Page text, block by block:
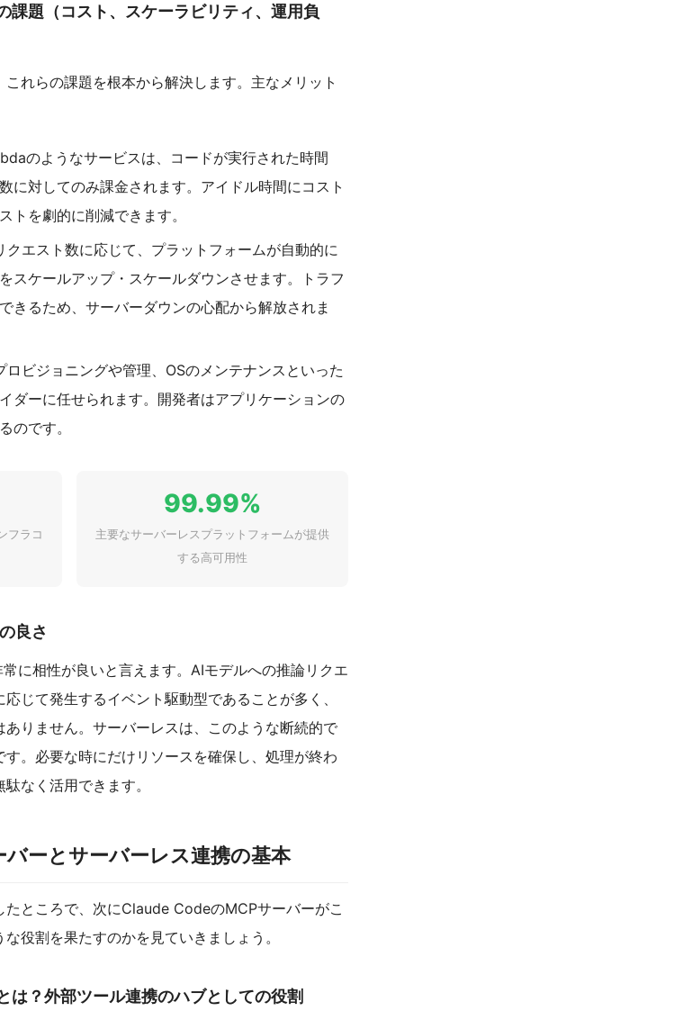
課題（コスト、スケーラビリティ、運用負
れらの課題を根本から解決します。主なメリット
のようなサービスは、コードが実行された時間
に対してのみ課金されます。アイドル時間にコスト
トを劇的に削減できます。
クエスト数に応じて、プラットフォームが自動的に
スケールアップ・スケールダウンさせます。トラフ
きるため、サーバーダウンの心配から解放されま
ロビジョニングや管理、OSのメンテナンスといった
ダーに任せられます。開発者はアプリケーションの
のです。
フラコ
99.99%
主要なサーバーレスプラットフォームが提供
する高可用性
良さ
に相性が良いと言えます。AIモデルへの推論リクエ
じて発生するイベント駆動型であることが多く、
りません。サーバーレスは、このような断続的で
。必要な時にだけリソースを確保し、処理が終わ
なく活用できます。
ーとサーバーレス連携の基本
ところで、次にClaude CodeのMCPサーバーがこ
役割を果たすのかを見ていきましょう。
？外部ツール連携のハブとしての役割